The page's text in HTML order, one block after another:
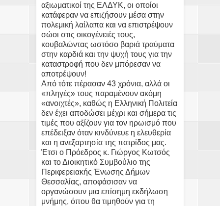
αξιωματικοί της ΕΛΔΥΚ, οι οποίοι
κατάφεραν να επιζήσουν μέσα στην
πολεμική λαίλαπα και να επιστρέψουν
σώοι στις οικογένειές τους,
κουβαλώντας ωστόσο βαριά τραύματα
στην καρδιά και την ψυχή τους για την
καταστροφή που δεν μπόρεσαν να
αποτρέψουν!
Από τότε πέρασαν 43 χρόνια, αλλά οι
«πληγές» τους παραμένουν ακόμη
«ανοιχτές», καθώς η Ελληνική Πολιτεία
δεν έχει αποδώσει μέχρι και σήμερα τις
τιμές που αξίζουν για τον ηρωισμό που
επέδειξαν όταν κινδύνευε η ελευθερία
και η ανεξαρτησία της πατρίδος μας.
Έτσι ο Πρόεδρος κ. Γιώργος Κωτσός
και το Διοικητικό Συμβούλιο της
Περιφερειακής Ένωσης Δήμων
Θεσσαλίας, αποφάσισαν να
οργανώσουν μια επίσημη εκδήλωση
μνήμης, όπου θα τιμηθούν για τη